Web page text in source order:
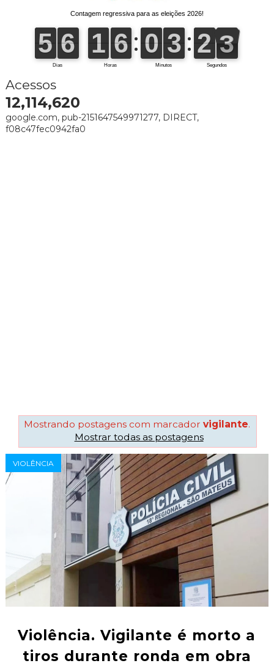
Acessos
12,114,620
google.com, pub-2151647549971277, DIRECT,
f08c47fec0942fa0
Mostrando postagens com marcador vigilante.
Mostrar todas as postagens
VIOLÊNCIA
Violência. Vigilante é morto a
tiros durante ronda em obra